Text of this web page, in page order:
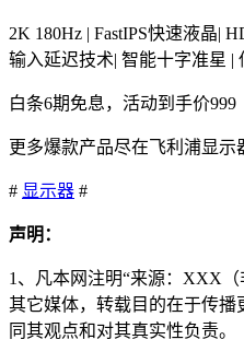
2K 180Hz | FastIPS快速液晶|
输入延迟技术| 智能十字准星 |
白条6期免息，活动到手价999
更多爆款产品尽在飞利浦显示
# 显示器 #
声明：
1、凡本网注明“来源：XXX
其它媒体，转载目的在于传
同其观点和对其真实性负责。